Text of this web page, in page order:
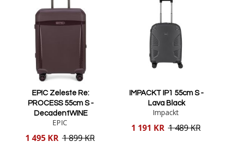
EPIC Zeleste Re:
PROCESS 55cm S -
DecadentWINE
EPIC
Reducerat
1 495 KR 1 899 KR
IMPACKT IP1 55cm S -
Lava Black
Impackt
Reducerat
1 191 KR 1 489 KR